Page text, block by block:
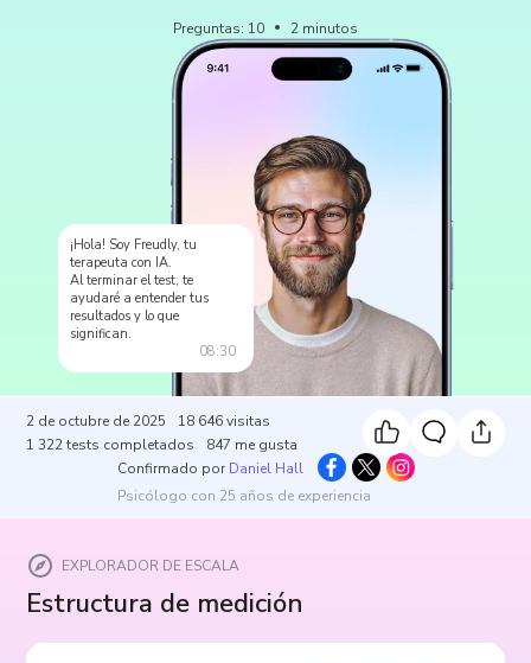
Preguntas: 10 2 minutos
¡Hola! Soy Freudly, tu
terapeuta con IA.
Al terminar el test, te
ayudaré a entender tus
resultados y lo que
significan.
08:30
2 de octubre de 2025 18 646 visitas
1 322 tests completados 847 me gusta
Confirmado por Daniel Hall
Psicólogo con 25 años de experiencia
EXPLORADOR DE ESCALA
Estructura de medición